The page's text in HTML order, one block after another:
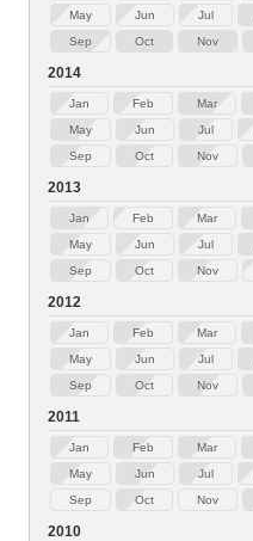
May
Jun Jul
Sep
Oct Nov
2014
Jan Feb Mar
May
Jun Jul
Sep
Oct Nov
2013
Jan Feb Mar
May
Jun Jul
Sep
Oct Nov
2012
Jan Feb Mar
May
Jun Jul
Sep
Oct Nov
2011
Jan Feb Mar
May
Jun Jul
Sep
Oct Nov
2010